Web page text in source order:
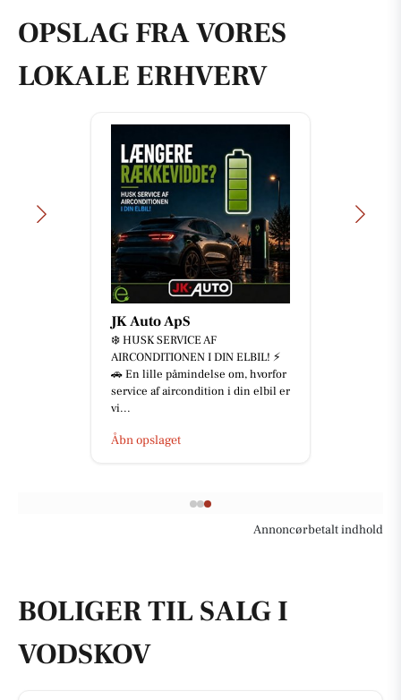
OPSLAG FRA VORES
LOKALE ERHVERV
JK Auto ApS
❄️ HUSK SERVICE AF
AIRCONDITIONEN I DIN ELBIL! ⚡
🚗 En lille påmindelse om, hvorfor
service af aircondition i din elbil er
vi...
Åbn opslaget
Annoncørbetalt indhold
BOLIGER TIL SALG I
VODSKOV